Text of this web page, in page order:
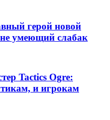
герой новой
умеющий слабак
Tactics Ogre:
и игрокам